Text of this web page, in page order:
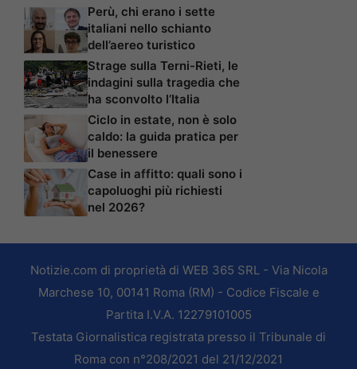
Perù, chi erano i sette
italiani nello schianto
dell’aereo turistico
Strage sulla Terni-Rieti, le
indagini sulla tragedia che
ha sconvolto l’Italia
Ciclo in estate, non è solo
caldo: la guida pratica per
il benessere
Case in affitto: quali sono i
capoluoghi più richiesti
nel 2026?
Notizie.com di proprietà di WEB 365 SRL - Via Nicola
Marchese 10, 00141 Roma (RM) - Codice Fiscale e
Partita I.V.A. 12279101005
Testata Giornalistica registrata presso il Tribunale di
Roma con n°208/2021 del 21/12/2021